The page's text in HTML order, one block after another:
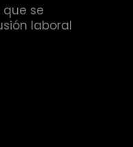
se
laboral